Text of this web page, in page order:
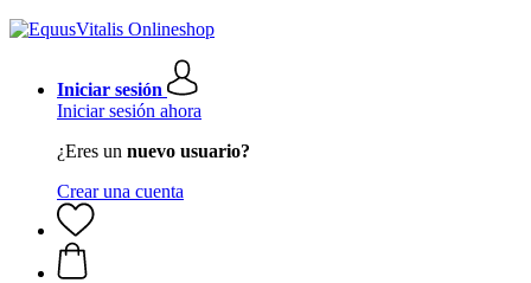
Iniciar sesión
Iniciar sesión ahora
¿Eres un nuevo usuario?
Crear una cuenta